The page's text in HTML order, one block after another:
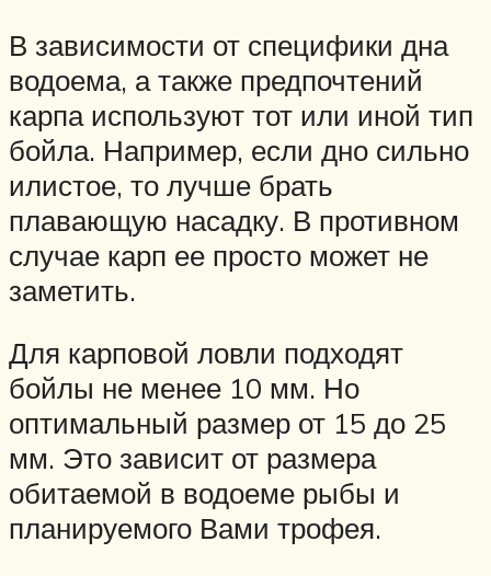
В зависимости от специфики дна
водоема, а также предпочтений
карпа используют тот или иной тип
бойла. Например, если дно сильно
илистое, то лучше брать
плавающую насадку. В противном
случае карп ее просто может не
заметить.
Для карповой ловли подходят
бойлы не менее 10 мм. Но
оптимальный размер от 15 до 25
мм. Это зависит от размера
обитаемой в водоеме рыбы и
планируемого Вами трофея.